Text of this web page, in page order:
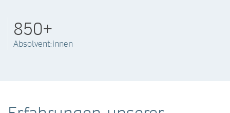
850+
Absolvent:innen